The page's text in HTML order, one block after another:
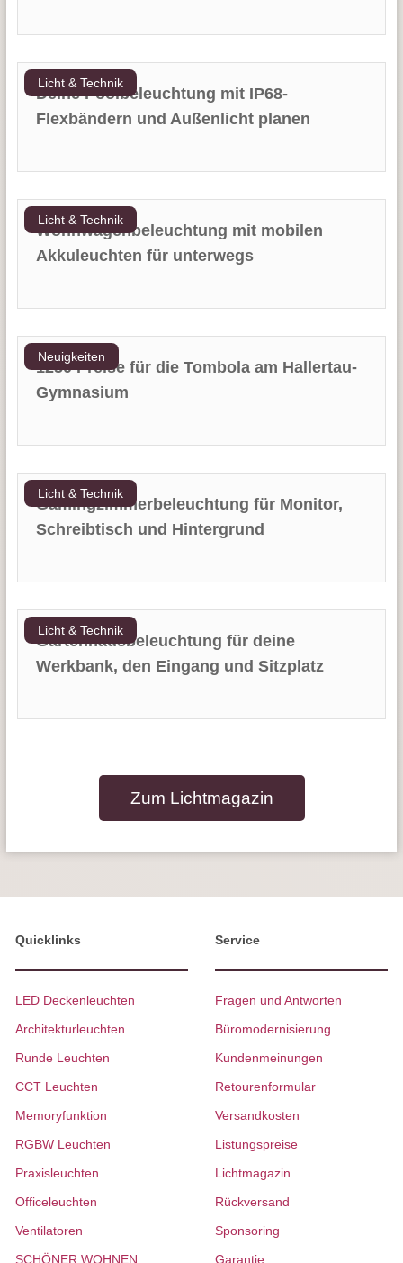
Licht & Technik
Deine Poolbeleuchtung mit IP68-
Flexbändern und Außenlicht planen
Licht & Technik
Wohnwagenbeleuchtung mit mobilen
Akkuleuchten für unterwegs
Neuigkeiten
1250 Preise für die Tombola am Hallertau-
Gymnasium
Licht & Technik
Gamingzimmerbeleuchtung für Monitor,
Schreibtisch und Hintergrund
Licht & Technik
Gartenhausbeleuchtung für deine
Werkbank, den Eingang und Sitzplatz
Zum Lichtmagazin
Quicklinks
LED Deckenleuchten
Architekturleuchten
Runde Leuchten
CCT Leuchten
Memoryfunktion
RGBW Leuchten
Praxisleuchten
Officeleuchten
Ventilatoren
SCHÖNER WOHNEN
Service
Fragen und Antworten
Büromodernisierung
Kundenmeinungen
Retourenformular
Versandkosten
Listungspreise
Lichtmagazin
Rückversand
Sponsoring
Garantie